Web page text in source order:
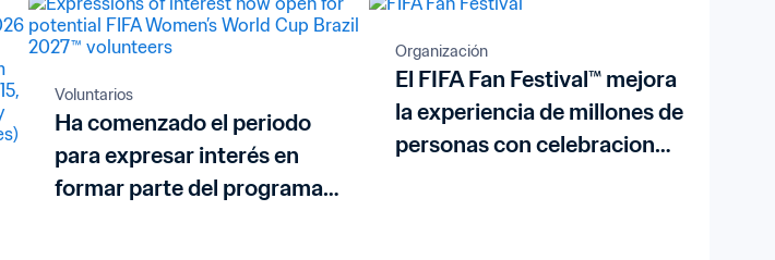
Voluntarios
Ha comenzado el periodo
para expresar interés en
formar parte del programa
Organización
El FIFA Fan Festival™ mejora
la experiencia de millones de
personas con celebraciones